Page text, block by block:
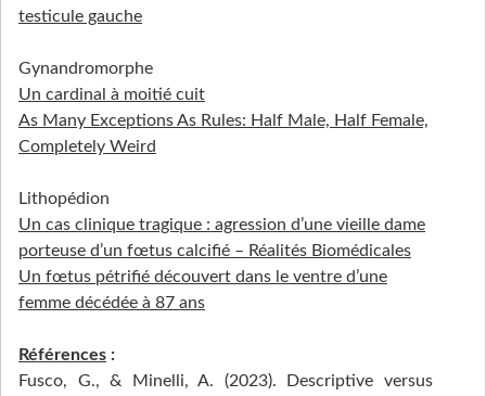
testicule gauche
Gynandromorphe
Un cardinal à moitié cuit
As Many Exceptions As Rules: Half Male, Half Female,
Completely Weird
Lithopédion
Un cas clinique tragique : agression d’une vieille dame
porteuse d’un fœtus calcifié – Réalités Biomédicales
Un fœtus pétrifié découvert dans le ventre d’une
femme décédée à 87 ans
Références :
Fusco, G., & Minelli, A. (2023). Descriptive versus